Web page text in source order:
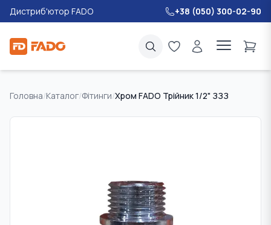
Дистриб'ютор FADO +38 (050) 300-02-90
Головна/Каталог/Фітинги/Хром FADO Трійник 1/2" ЗЗЗ